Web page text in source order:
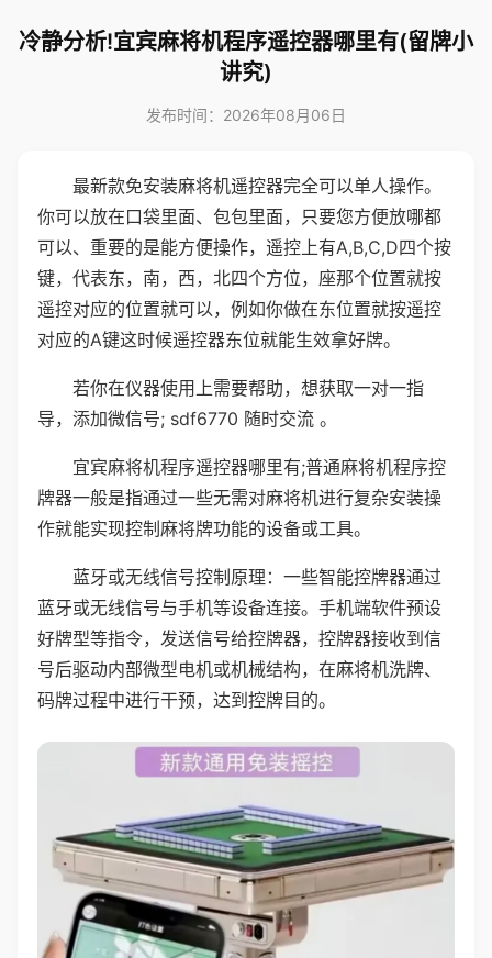
冷静分析!宜宾麻将机程序遥控器哪里有(留牌小
讲究)
发布时间：2026年08月06日
最新款免安装麻将机遥控器完全可以单人操作。
你可以放在口袋里面、包包里面，只要您方便放哪都
可以、重要的是能方便操作，遥控上有A,B,C,D四个按
键，代表东，南，西，北四个方位，座那个位置就按
遥控对应的位置就可以，例如你做在东位置就按遥控
对应的A键这时候遥控器东位就能生效拿好牌。
若你在仪器使用上需要帮助，想获取一对一指
导，添加微信号; sdf6770 随时交流 。
宜宾麻将机程序遥控器哪里有;普通麻将机程序控
牌器一般是指通过一些无需对麻将机进行复杂安装操
作就能实现控制麻将牌功能的设备或工具。
蓝牙或无线信号控制原理：一些智能控牌器通过
蓝牙或无线信号与手机等设备连接。手机端软件预设
好牌型等指令，发送信号给控牌器，控牌器接收到信
号后驱动内部微型电机或机械结构，在麻将机洗牌、
码牌过程中进行干预，达到控牌目的。